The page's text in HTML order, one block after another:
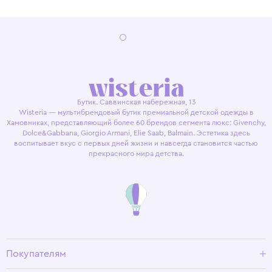
Бутик. Саввинская набережная, 13
Wisteria — мультибрендовый бутик премиальной детской одежды в
Хамовниках, представляющий более 60 брендов сегмента люкс: Givenchy,
Dolce&Gabbana, Giorgio Armani, Elie Saab, Balmain. Эстетика здесь
воспитывает вкус с первых дней жизни и навсегда становится частью
прекрасного мира детства.
Покупателям